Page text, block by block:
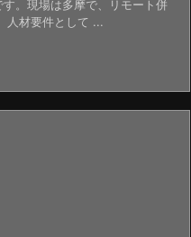
。現場は多摩で、リモート併
人材要件として ...